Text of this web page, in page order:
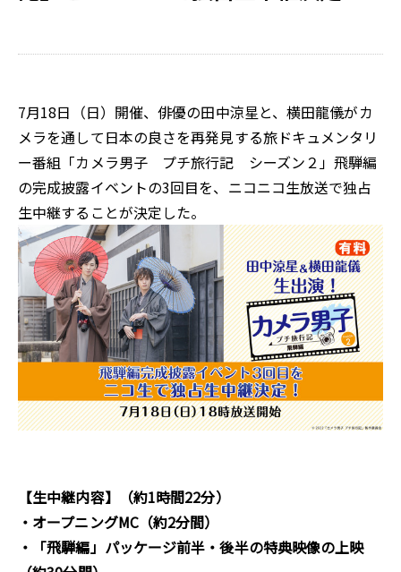
7月18日（日）開催、俳優の田中涼星と、横田龍儀がカ
メラを通して日本の良さを再発見する旅ドキュメンタリ
ー番組「カメラ男子 プチ旅行記 シーズン２」飛騨編
の完成披露イベントの3回目を、ニコニコ生放送で独占
生中継することが決定した。
【生中継内容】（約1時間22分）
・オープニングMC（約2分間）
・「飛騨編」パッケージ前半・後半の特典映像の上映